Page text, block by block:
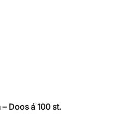
Doos á 100 st.